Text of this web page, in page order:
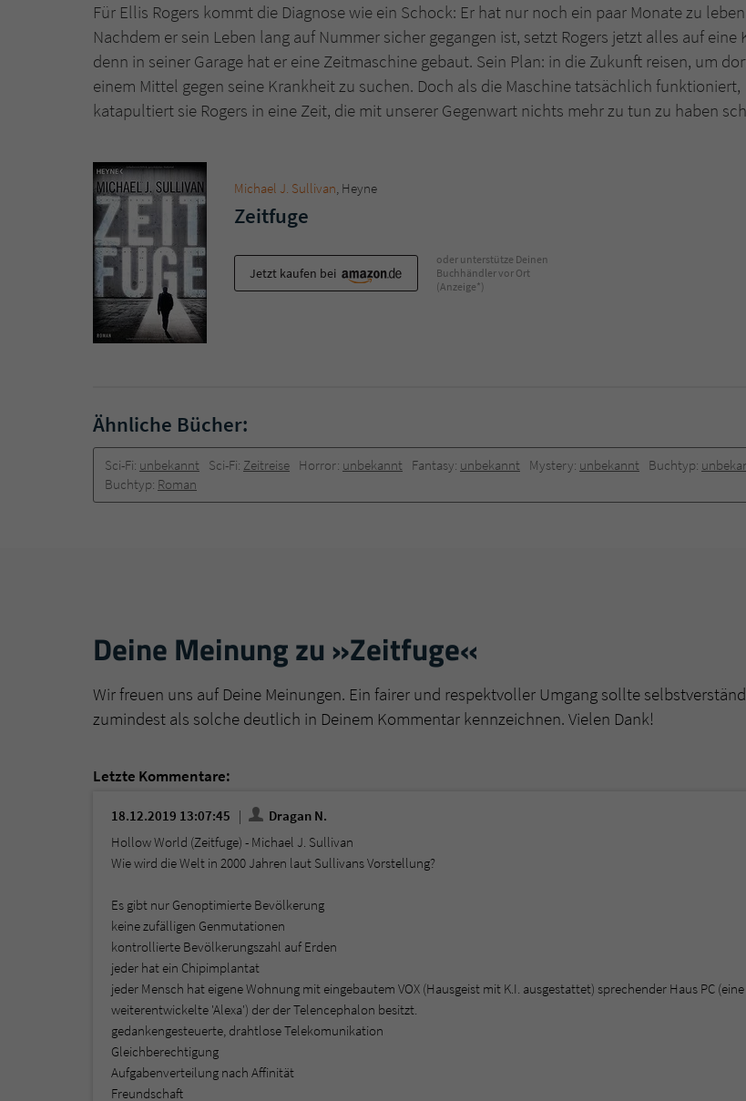
Für Ellis Rogers kommt die Diagnose wie ein Schock: Er hat nur noch ein paar Monate zu
Nachdem er sein Leben lang auf Nummer sicher gegangen ist, setzt Rogers jetzt alles auf eine
denn in seiner Garage hat er eine Zeitmaschine gebaut. Sein Plan: in die Zukunft reisen, um
einem Mittel gegen seine Krankheit zu suchen. Doch als die Maschine tatsächlich funktioniert,
katapultiert sie Rogers in eine Zeit, die mit unserer Gegenwart nichts mehr zu tun zu haben
Michael J. Sullivan, Heyne
Zeitfuge
Jetzt kaufen bei
oder unterstütze Deinen
Buchhändler vor Ort
(Anzeige*)
Ähnliche Bücher:
Sci-Fi: unbekannt Sci-Fi: Zeitreise Horror: unbekannt Fantasy: unbekannt Mystery: unbekannt Buchtyp:
Buchtyp: Roman
Deine Meinung zu »Zeitfuge«
Wir freuen uns auf Deine Meinungen. Ein fairer und respektvoller Umgang sollte
zumindest als solche deutlich in Deinem Kommentar kennzeichnen. Vielen Dank!
Letzte Kommentare:
18.12.2019 13:07:45
Dragan N.
Hollow World (Zeitfuge) - Michael J. Sullivan
Wie wird die Welt in 2000 Jahren laut Sullivans Vorstellung?
Es gibt nur Genoptimierte Bevölkerung
keine zufälligen Genmutationen
kontrollierte Bevölkerungszahl auf Erden
jeder hat ein Chipimplantat
jeder Mensch hat eigene Wohnung mit eingebautem VOX (Hausgeist mit K.I. ausgestattet) sprechender Haus PC
weiterentwickelte 'Alexa') der der Telencephalon besitzt.
gedankengesteuerte, drahtlose Telekomunikation
Gleichberechtigung
Aufgabenverteilung nach Affinität
Freundschaft
Anbieter Literatur-Couch Medien GmbH & Co. KG
Laufzeit 1 Jahr
Zweck Cookie für die Bewertung einzelner Buchtitel
Zweck
Zweck
Dieses Cookie gewährleistet die